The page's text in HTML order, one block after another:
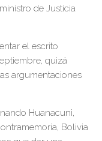
de Justicia
el escrito
quizá
argumentaciones
Huanacuni,
Bolivia